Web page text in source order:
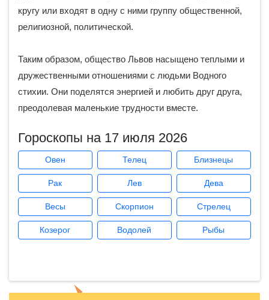
кругу или входят в одну с ними группу общественной,
религиозной, политической.
Таким образом, общество Львов насыщено теплыми и
дружественными отношениями с людьми Водного
стихии. Они поделятся энергией и любить друг друга,
преодолевая маленькие трудности вместе.
Гороскопы на 17 июля 2026
Овен Телец Близнецы
Рак Лев Дева
Весы Скорпион Стрелец
Козерог Водолей Рыбы